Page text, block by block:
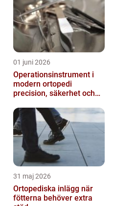
01 juni 2026
Operationsinstrument i
modern ortopedi
precision, säkerhet och
31 maj 2026
Ortopediska inlägg när
fötterna behöver extra